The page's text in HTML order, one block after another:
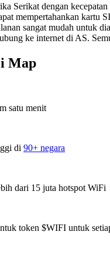
Serikat dengan
mempertahankan
sangat mudah untuk
ke internet di AS.
Map
satu menit
di 90+ negara
dari 15 juta hotspot WiFi
token $WIFI untuk